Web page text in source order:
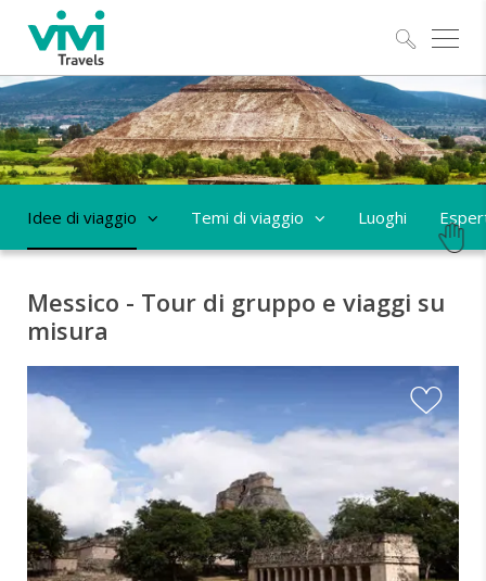
Idee di viaggio Temi di viaggio Luoghi
Messico - Tour di gruppo e viaggi su
misura